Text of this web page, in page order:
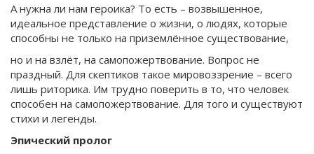
А нужна ли нам героика? То есть – возвышенное,
идеальное представление о жизни, о людях, которые
способны не только на приземлённое существование,
но и на взлёт, на самопожертвование. Вопрос не
праздный. Для скептиков такое мировоззрение – всего
лишь риторика. Им трудно поверить в то, что человек
способен на самопожертвование. Для того и существуют
стихи и легенды.
Эпический пролог